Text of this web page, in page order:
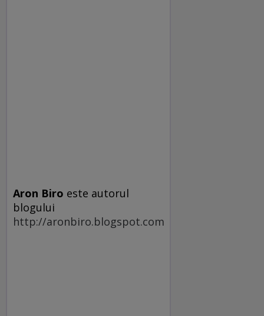
Aron Biro este autorul
blogului
http://aronbiro.blogspot.com